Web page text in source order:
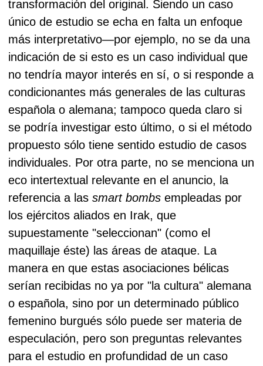
transformación del original. Siendo un caso
único de estudio se echa en falta un enfoque
más interpretativo—por ejemplo, no se da una
indicación de si esto es un caso individual que
no tendría mayor interés en sí, o si responde a
condicionantes más generales de las culturas
española o alemana; tampoco queda claro si
se podría investigar esto último, o si el método
propuesto sólo tiene sentido estudio de casos
individuales. Por otra parte, no se menciona un
eco intertextual relevante en el anuncio, la
referencia a las smart bombs empleadas por
los ejércitos aliados en Irak, que
supuestamente "seleccionan" (como el
maquillaje éste) las áreas de ataque. La
manera en que estas asociaciones bélicas
serían recibidas no ya por "la cultura" alemana
o española, sino por un determinado público
femenino burgués sólo puede ser materia de
especulación, pero son preguntas relevantes
para el estudio en profundidad de un caso